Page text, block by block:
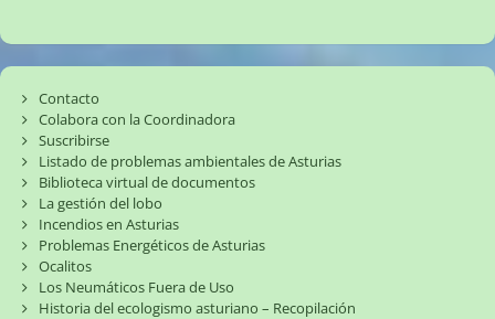
Contacto
Colabora con la Coordinadora
Suscribirse
Listado de problemas ambientales de Asturias
Biblioteca virtual de documentos
La gestión del lobo
Incendios en Asturias
Problemas Energéticos de Asturias
Ocalitos
Los Neumáticos Fuera de Uso
Historia del ecologismo asturiano – Recopilación